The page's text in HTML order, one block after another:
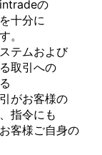
の
十分に
。
テムおよび
取引への
がお客様の
指令にも
お客様ご自身の